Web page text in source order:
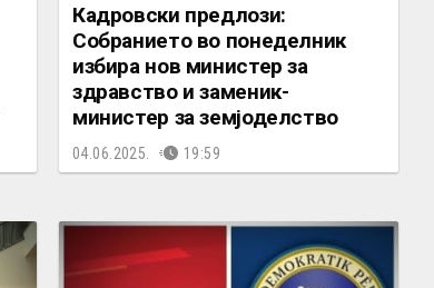
Кадровски предлози:
Собранието во понеделник
избира нов министер за
здравство и заменик-
министер за земјоделство
04.06.2025. 19:59